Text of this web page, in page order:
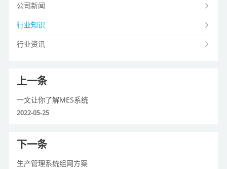
公司新闻
行业知识
行业资讯
上一条
一文让你了解MES系统
2022-05-25
下一条
生产管理系统组网方案